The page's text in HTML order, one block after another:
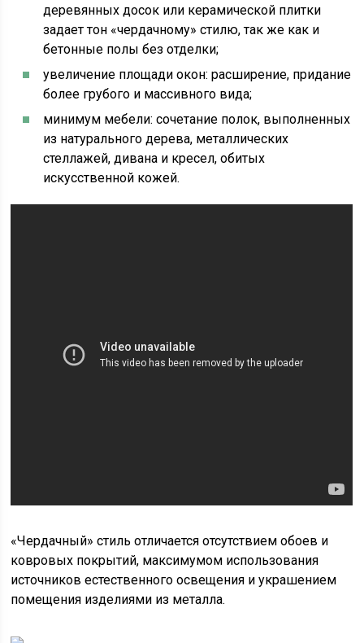
деревянных досок или керамической плитки
задает тон «чердачному» стилю, так же как и
бетонные полы без отделки;
увеличение площади окон: расширение, придание
более грубого и массивного вида;
минимум мебели: сочетание полок, выполненных
из натурального дерева, металлических
стеллажей, дивана и кресел, обитых
искусственной кожей.
«Чердачный» стиль отличается отсутствием обоев и
ковровых покрытий, максимумом использования
источников естественного освещения и украшением
помещения изделиями из металла.